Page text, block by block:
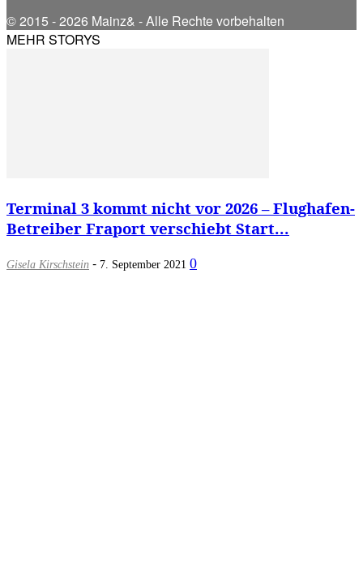
© 2015 - 2026 Mainz& - Alle Rechte vorbehalten
MEHR STORYS
Terminal 3 kommt nicht vor 2026 – Flughafen-
Betreiber Fraport verschiebt Start...
Gisela Kirschstein - 7. September 2021 0